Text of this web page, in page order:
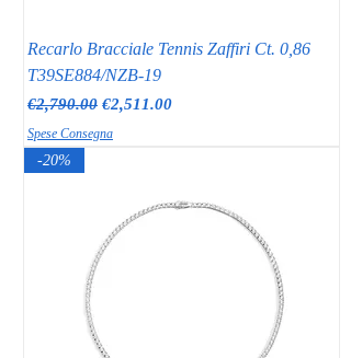
Recarlo Bracciale Tennis Zaffiri Ct. 0,86
T39SE884/NZB-19
Regular Price
€2,790.00 Sale Price
€2,511.00
Spese Consegna
-20%